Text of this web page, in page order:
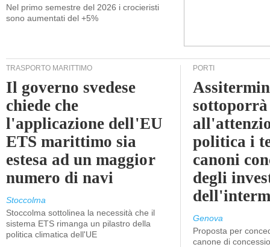
Nel primo semestre del 2026 i crocieristi
sono aumentati del +5%
TRASPORTO MARITTIMO
Il governo svedese
chiede che
l'applicazione dell'EU
ETS marittimo sia
estesa ad un maggior
numero di navi
Stoccolma
Stoccolma sottolinea la necessità che il
sistema ETS rimanga un pilastro della
politica climatica dell'UE
PORTI
sottoporrà
politica i
canoni
degli
Genova
Proposta per
canone di